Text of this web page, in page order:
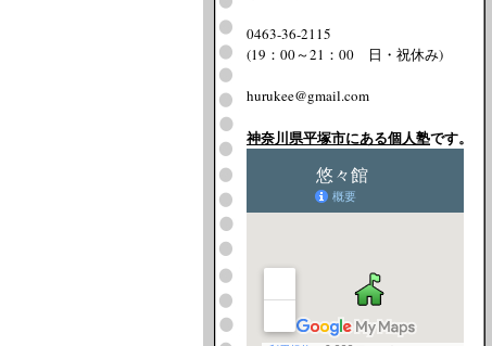
0463-36-2115
(19：00～21：00 日・祝休み)
hurukee@gmail.com
神奈川県平塚市にある個人塾です。